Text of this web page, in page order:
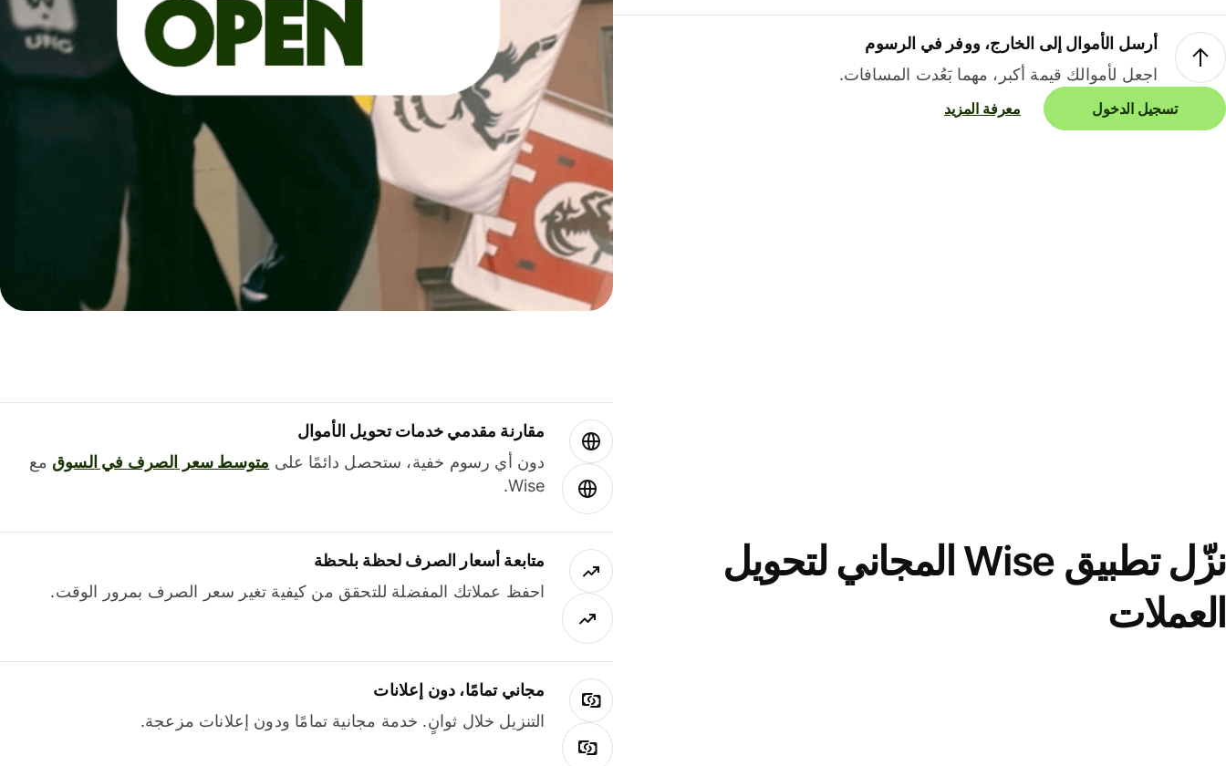
أرسل الأموال إلى الخارج، ووفر في الرسوم
اجعل لأموالك قيمة أكبر، مهما بَعُدت المسافات.
تسجيل الدخول معرفة المزيد
نزّل تطبيق Wise المجاني لتحويل
العملات
مقارنة مقدمي خدمات تحويل الأموال
دون أي رسوم خفية، ستحصل دائمًا على متوسط ​​سعر الصرف في السوق مع
Wise.
متابعة أسعار الصرف لحظة بلحظة
احفظ عملاتك المفضلة للتحقق من كيفية تغير سعر الصرف بمرور الوقت.
مجاني تمامًا، دون إعلانات
التنزيل خلال ثوانٍ. خدمة مجانية تمامًا ودون إعلانات مزعجة.